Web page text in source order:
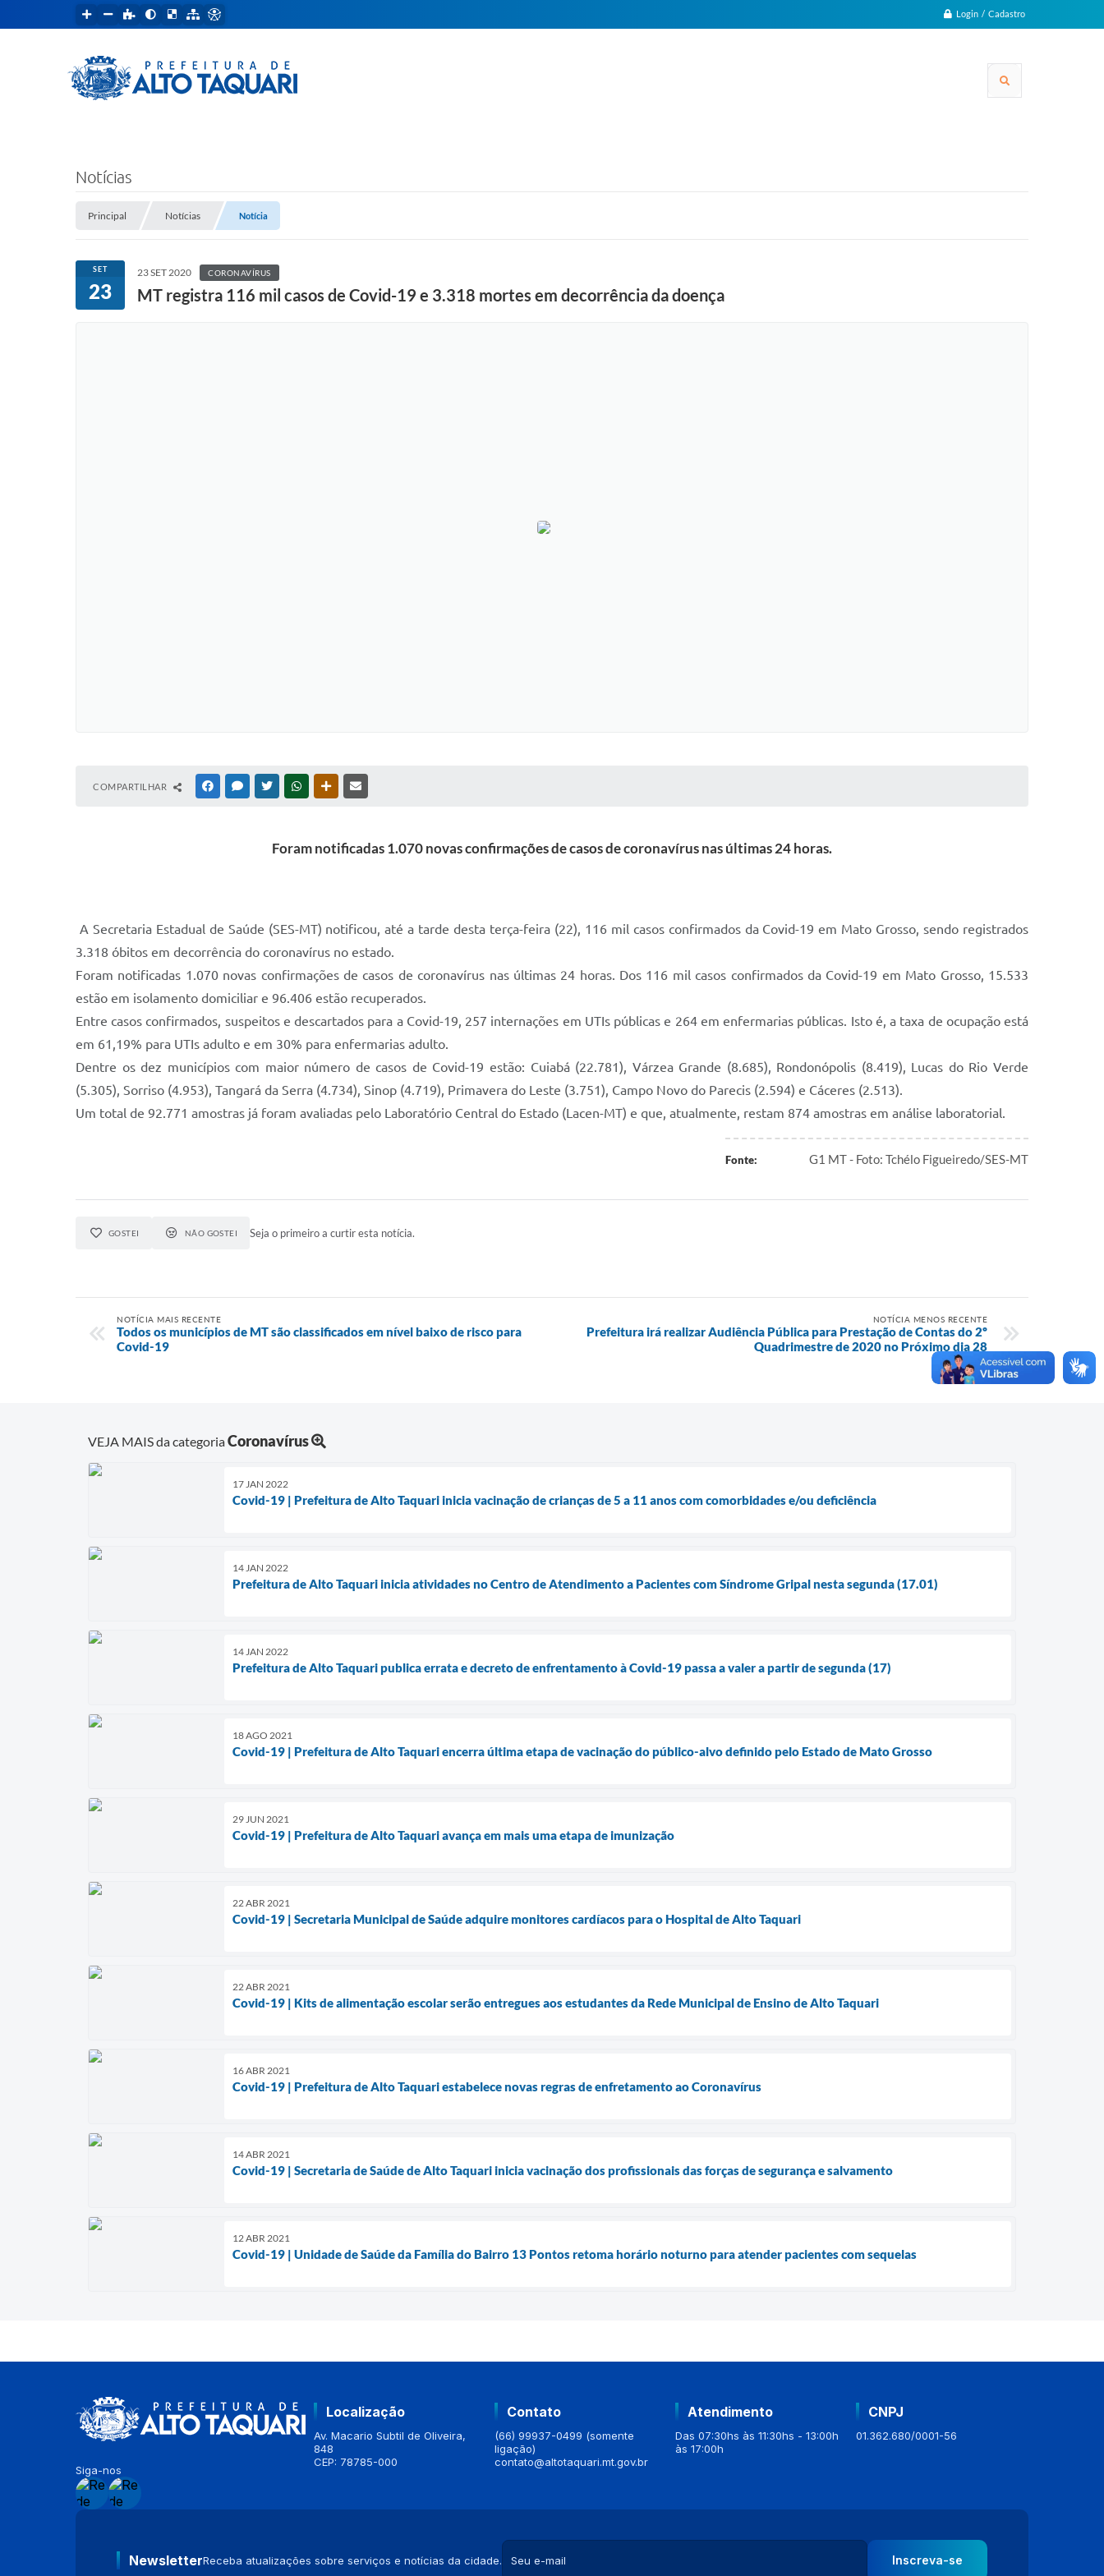
Login / Cadastro
Notícias
Principal Notícias Notícia
SET
23
23 SET 2020 CORONAVÍRUS
MT registra 116 mil casos de Covid-19 e 3.318 mortes em decorrência da doença
COMPARTILHAR FACEBOOKMESSENGER
TWITTERWHATSAPPOUTRAS MÍDIAS
Foram notificadas 1.070 novas confirmações de casos de coronavírus nas últimas 24 horas.
A Secretaria Estadual de Saúde (SES-MT) notificou, até a tarde desta terça-feira (22), 116 mil casos confirmados da Covid-19 em Mato Grosso, sendo registrados
3.318 óbitos em decorrência do coronavírus no estado.
Foram notificadas 1.070 novas confirmações de casos de coronavírus nas últimas 24 horas. Dos 116 mil casos confirmados da Covid-19 em Mato Grosso, 15.533
estão em isolamento domiciliar e 96.406 estão recuperados.
Entre casos confirmados, suspeitos e descartados para a Covid-19, 257 internações em UTIs públicas e 264 em enfermarias públicas. Isto é, a taxa de ocupação está
em 61,19% para UTIs adulto e em 30% para enfermarias adulto.
Dentre os dez municípios com maior número de casos de Covid-19 estão: Cuiabá (22.781), Várzea Grande (8.685), Rondonópolis (8.419), Lucas do Rio Verde
(5.305), Sorriso (4.953), Tangará da Serra (4.734), Sinop (4.719), Primavera do Leste (3.751), Campo Novo do Parecis (2.594) e Cáceres (2.513).
Um total de 92.771 amostras já foram avaliadas pelo Laboratório Central do Estado (Lacen-MT) e que, atualmente, restam 874 amostras em análise laboratorial.
Fonte: G1 MT - Foto: Tchélo Figueiredo/SES-MT
GOSTEI NÃO GOSTEI Seja o primeiro a curtir esta notícia.
NOTÍCIA MAIS RECENTE
Todos os municípios de MT são classificados em nível baixo de risco para
Covid-19
NOTÍCIA MENOS RECENTE
Prefeitura irá realizar Audiência Pública para Prestação de Contas do 2º
Quadrimestre de 2020 no Próximo dia 28
VEJA MAIS da categoriaCoronavírus
17 JAN 2022
Covid-19 | Prefeitura de Alto Taquari inicia vacinação de crianças de 5 a 11 anos com comorbidades e/ou deficiência
14 JAN 2022
Prefeitura de Alto Taquari inicia atividades no Centro de Atendimento a Pacientes com Síndrome Gripal nesta segunda (17.01)
14 JAN 2022
Prefeitura de Alto Taquari publica errata e decreto de enfrentamento à Covid-19 passa a valer a partir de segunda (17)
18 AGO 2021
Covid-19 | Prefeitura de Alto Taquari encerra última etapa de vacinação do público-alvo definido pelo Estado de Mato Grosso
29 JUN 2021
Covid-19 | Prefeitura de Alto Taquari avança em mais uma etapa de imunização
22 ABR 2021
Covid-19 | Secretaria Municipal de Saúde adquire monitores cardíacos para o Hospital de Alto Taquari
22 ABR 2021
Covid-19 | Kits de alimentação escolar serão entregues aos estudantes da Rede Municipal de Ensino de Alto Taquari
16 ABR 2021
Covid-19 | Prefeitura de Alto Taquari estabelece novas regras de enfretamento ao Coronavírus
14 ABR 2021
Covid-19 | Secretaria de Saúde de Alto Taquari inicia vacinação dos profissionais das forças de segurança e salvamento
12 ABR 2021
Covid-19 | Unidade de Saúde da Família do Bairro 13 Pontos retoma horário noturno para atender pacientes com sequelas
Siga-nos
Localização
Av. Macario Subtil de Oliveira,
848
CEP: 78785-000
Contato
(66) 99937-0499 (somente
ligação)
contato@altotaquari.mt.gov.br
Atendimento
Das 07:30hs às 11:30hs - 13:00h
às 17:00h
CNPJ
01.362.680/0001-56
NewsletterReceba atualizações sobre serviços e notícias da cidade. Inscreva-se